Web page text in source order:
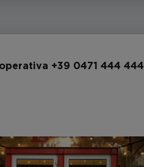
+39 0471 444 444